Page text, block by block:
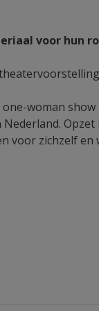
voor
woman
voor zichzelf